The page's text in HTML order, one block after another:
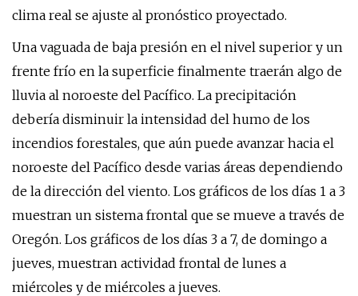
clima real se ajuste al pronóstico proyectado.
Una vaguada de baja presión en el nivel superior y un
frente frío en la superficie finalmente traerán algo de
lluvia al noroeste del Pacífico. La precipitación
debería disminuir la intensidad del humo de los
incendios forestales, que aún puede avanzar hacia el
noroeste del Pacífico desde varias áreas dependiendo
de la dirección del viento. Los gráficos de los días 1 a 3
muestran un sistema frontal que se mueve a través de
Oregón. Los gráficos de los días 3 a 7, de domingo a
jueves, muestran actividad frontal de lunes a
miércoles y de miércoles a jueves.